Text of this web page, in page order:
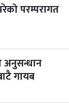
२ महिना बाँकी
२ महिना बाँकी
परम्परागत
अनुसन्धान
गायब